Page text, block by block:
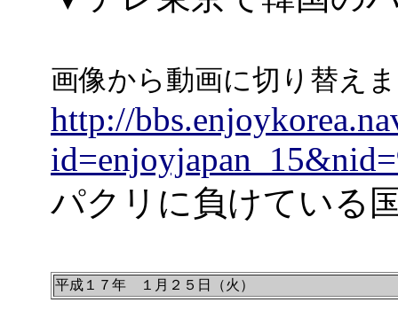
画像から動画に切り替え
http://
パクリに負けている
平成１７年 １月２５日（火）